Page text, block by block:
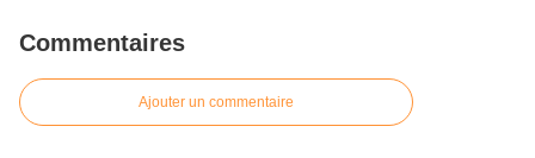
Commentaires
Ajouter un commentaire